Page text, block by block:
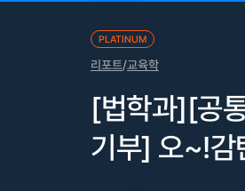
PLATINUM
리포트/교육학
[법학과][공
기부] 오~!감